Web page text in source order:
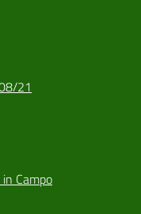
21
Campo